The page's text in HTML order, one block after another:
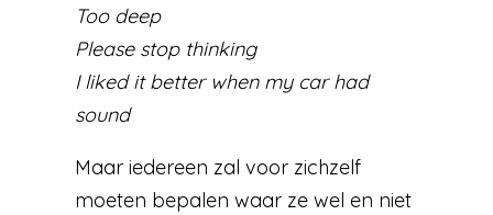
Too deep
Please stop thinking
I liked it better when my car had
sound
Maar iedereen zal voor zichzelf
moeten bepalen waar ze wel en niet